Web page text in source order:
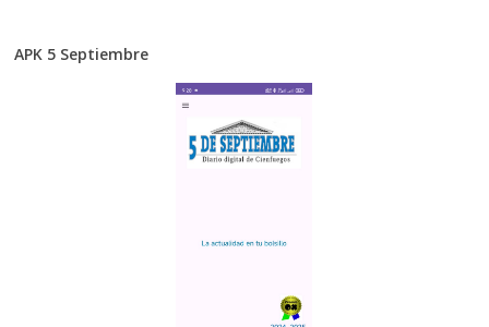
APK 5 Septiembre